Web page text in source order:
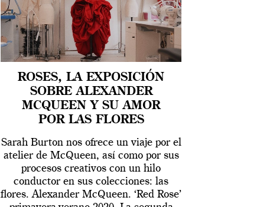
ROSES, LA EXPOSICIÓN
SOBRE ALEXANDER
MCQUEEN Y SU AMOR
POR LAS FLORES
Sarah Burton nos ofrece un viaje por el
atelier de McQueen, así como por sus
procesos creativos con un hilo
conductor en sus colecciones: las
flores. Alexander McQueen. ‘Red Rose’